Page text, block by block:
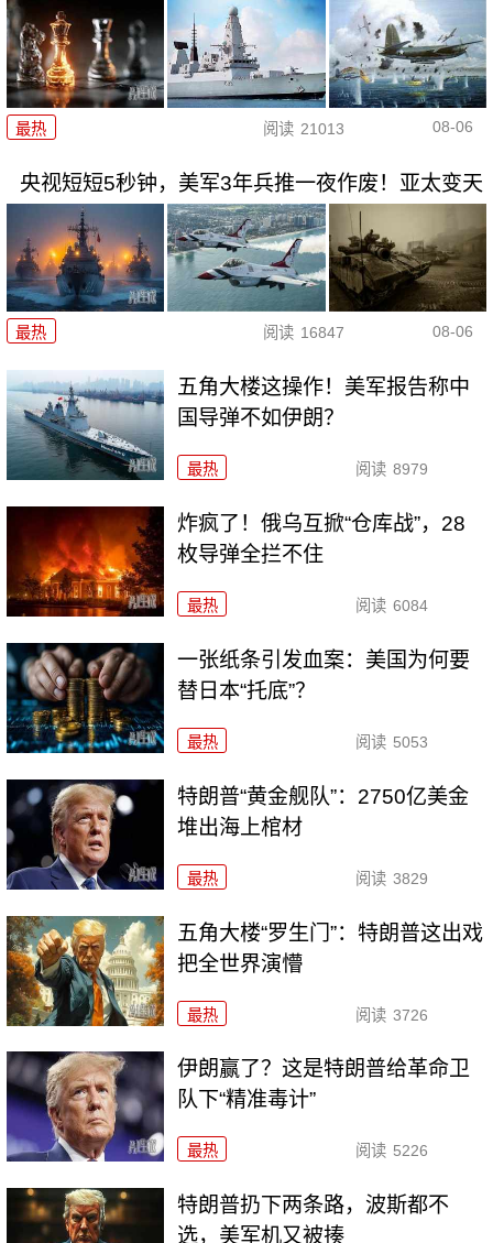
最热 阅读 21013 08-06
央视短短5秒钟，美军3年兵推一夜作废！亚太变天
最热 阅读 16847 08-06
五角大楼这操作！美军报告称中
国导弹不如伊朗？
最热 阅读 8979
炸疯了！俄乌互掀“仓库战”，28
枚导弹全拦不住
最热 阅读 6084
一张纸条引发血案：美国为何要
替日本“托底”？
最热 阅读 5053
特朗普“黄金舰队”：2750亿美金
堆出海上棺材
最热 阅读 3829
五角大楼“罗生门”：特朗普这出戏
把全世界演懵
最热 阅读 3726
伊朗赢了？这是特朗普给革命卫
队下“精准毒计”
最热 阅读 5226
特朗普扔下两条路，波斯都不
选，美军机又被揍